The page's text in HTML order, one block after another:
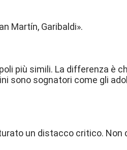
Martín, Garibaldi».
più simili. La differenza è
sono sognatori come gli
un distacco critico. Non